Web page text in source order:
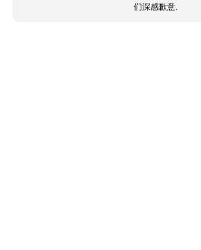
们深感歉意.